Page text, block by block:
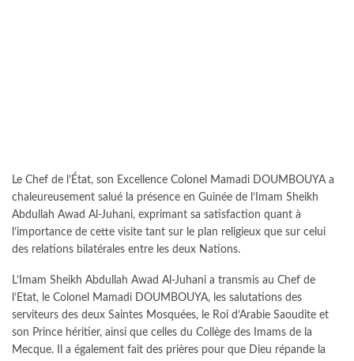
Le Chef de l’État, son Excellence Colonel Mamadi DOUMBOUYA a
chaleureusement salué la présence en Guinée de l’Imam Sheikh
Abdullah Awad Al-Juhani, exprimant sa satisfaction quant à
l’importance de cette visite tant sur le plan religieux que sur celui
des relations bilatérales entre les deux Nations.
L’Imam Sheikh Abdullah Awad Al-Juhani a transmis au Chef de
l’Etat, le Colonel Mamadi DOUMBOUYA, les salutations des
serviteurs des deux Saintes Mosquées, le Roi d’Arabie Saoudite et
son Prince héritier, ainsi que celles du Collège des Imams de la
Mecque. Il a également fait des prières pour que Dieu répande la